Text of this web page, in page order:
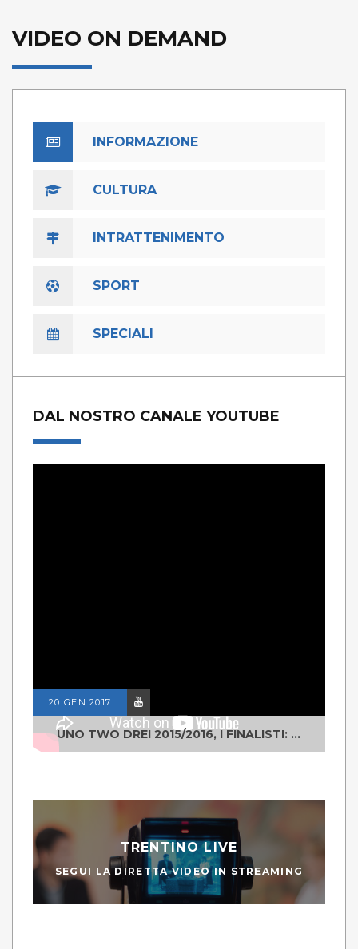
VIDEO ON DEMAND
INFORMAZIONE
CULTURA
INTRATTENIMENTO
SPORT
SPECIALI
DAL NOSTRO CANALE YOUTUBE
20 GEN 2017
UNO TWO DREI 2015/2016, I FINALISTI: CLASSE IV ALS ISTITUTO "DEGASPERI" BORGO VALSUGANA
TRENTINO LIVE
SEGUI LA DIRETTA VIDEO IN STREAMING